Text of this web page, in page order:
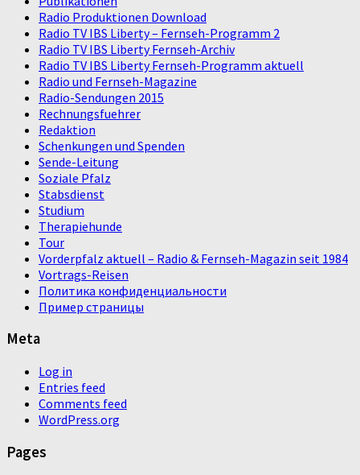
Radio Produktionen Download
Radio TV IBS Liberty – Fernseh-Programm 2
Radio TV IBS Liberty Fernseh-Archiv
Radio TV IBS Liberty Fernseh-Programm aktuell
Radio und Fernseh-Magazine
Radio-Sendungen 2015
Rechnungsfuehrer
Redaktion
Schenkungen und Spenden
Sende-Leitung
Soziale Pfalz
Stabsdienst
Studium
Therapiehunde
Tour
Vorderpfalz aktuell – Radio & Fernseh-Magazin seit 1984
Vortrags-Reisen
Политика конфиденциальности
Пример страницы
Meta
Log in
Entries feed
Comments feed
WordPress.org
Pages